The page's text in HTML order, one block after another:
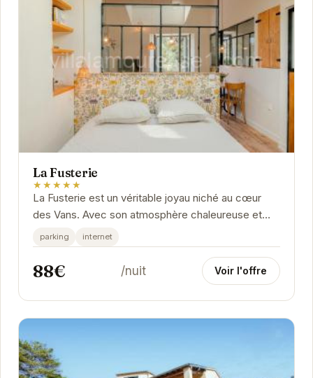
La Fusterie
★★★★★
La Fusterie est un véritable joyau niché au cœur
des Vans. Avec son atmosphère chaleureuse et
ses prestations de qualité, cet établissement...
parking internet
88€ /nuit Voir l'offre